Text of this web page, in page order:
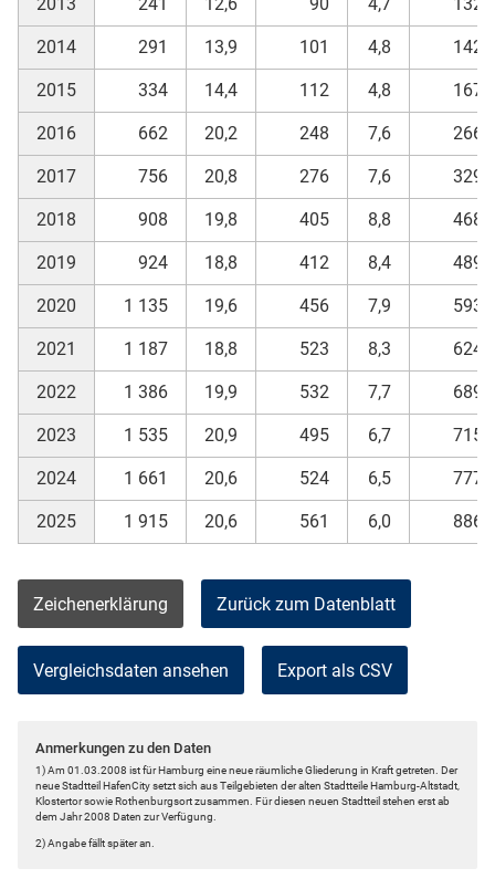
2014 291 13,9 101 4,8 142
2015 334 14,4 112 4,8 167
2016 662 20,2 248 7,6 266
2017 756 20,8 276 7,6 329
2018 908 19,8 405 8,8 468
2019 924 18,8 412 8,4 489
2020 1 135 19,6 456 7,9 593
2021 1 187 18,8 523 8,3 624
2022 1 386 19,9 532 7,7 689
2023 1 535 20,9 495 6,7 715
2024 1 661 20,6 524 6,5 777
2025 1 915 20,6 561 6,0 886
Zeichenerklärung Zurück zum Datenblatt
Vergleichsdaten ansehen Export als CSV
Anmerkungen zu den Daten
1) Am 01.03.2008 ist für Hamburg eine neue räumliche Gliederung in Kraft getreten. Der
neue Stadtteil HafenCity setzt sich aus Teilgebieten der alten Stadtteile Hamburg-Altstadt,
Klostertor sowie Rothenburgsort zusammen. Für diesen neuen Stadtteil stehen erst ab
dem Jahr 2008 Daten zur Verfügung.
2) Angabe fällt später an.